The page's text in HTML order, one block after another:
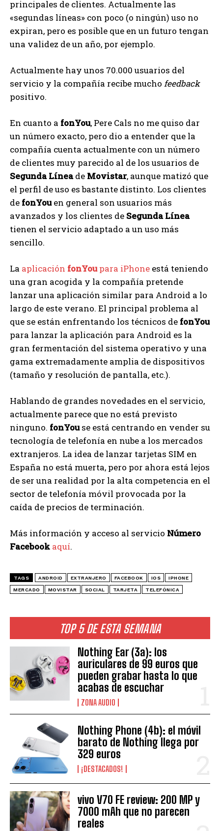
TOP 5 DE ESTA SEMANA
Nothing Ear (3a): los
auriculares de 99 euros que
pueden grabar hasta lo que
acabas de escuchar
ZONA AUDIO
Nothing Phone (4b): el móvil
barato de Nothing llega por
329 euros
¡DESTACADOS!
vivo V70 FE review: 200 MP y
7000 mAh que no parecen
reales
principales de clientes. Actualmente las
«segundas líneas» con poco (o ningún) uso no
expiran, pero es posible que en un futuro tengan
una validez de un año, por ejemplo.
Actualmente hay unos 70.000 usuarios del
servicio y la compañía recibe mucho feedback
positivo.
En cuanto a fonYou, Pere Cals no me quiso dar
un número exacto, pero dio a entender que la
compañía cuenta actualmente con un número
de clientes muy parecido al de los usuarios de
Segunda Líneade Movistar, aunque matizó que
el perfil de uso es bastante distinto. Los clientes
de fonYouen general son usuarios más
avanzados y los clientes de Segunda Línea
tienen el servicio adaptado a un uso más
sencillo.
La aplicación fonYoupara iPhone está teniendo
una gran acogida y la compañía pretende
lanzar una aplicación similar para Android a lo
largo de este verano. El principal problema al
que se están enfrentando los técnicos de fonYou
para lanzar la aplicación para Android es la
gran fermentación del sistema operativo y una
gama extremadamente amplia de dispositivos
(tamaño y resolución de pantalla, etc.).
Hablando de grandes novedades en el servicio,
actualmente parece que no está previsto
ninguno. fonYouse está centrando en vender su
tecnología de telefonía en nube a los mercados
extranjeros. La idea de lanzar tarjetas SIM en
España no está muerta, pero por ahora está lejos
de ser una realidad por la alta competencia en el
sector de telefonía móvil provocada por la
caída de precios de terminación.
Más información y acceso al servicio Número
Facebook aquí.
TAGS ANDROID EXTRANJERO FACEBOOK IOS IPHONE
MERCADO MOVISTAR SOCIAL TARJETA TELEFÓNICA